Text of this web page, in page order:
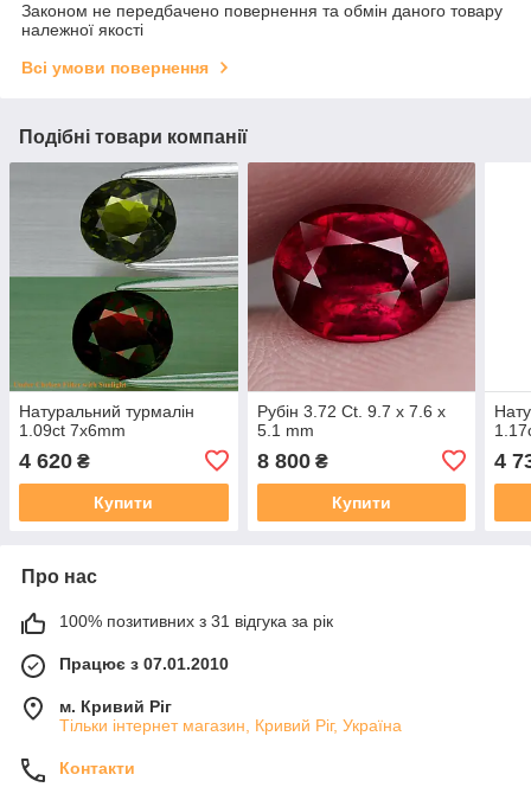
Законом не передбачено повернення та обмін даного товару
належної якості
Всі умови повернення
Подібні товари компанії
Натуральний турмалін
1.09ct 7x6mm
4 620 ₴
Купити
Рубін 3.72 Ct. 9.7 x 7.6 x
5.1 mm
8 800₴
Купити
4
Про нас
100% позитивних з 31 відгука за рік
Працює з 07.01.2010
м. Кривий Ріг
Тільки інтернет магазин, Кривий Ріг, Україна
Контакти